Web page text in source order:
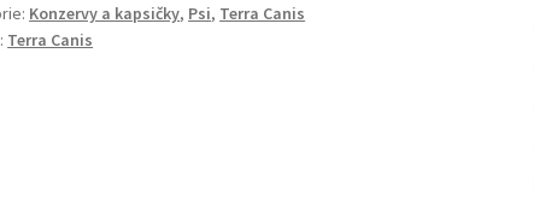
Konzervy a kapsičky, Psi, Terra Canis
Terra Canis